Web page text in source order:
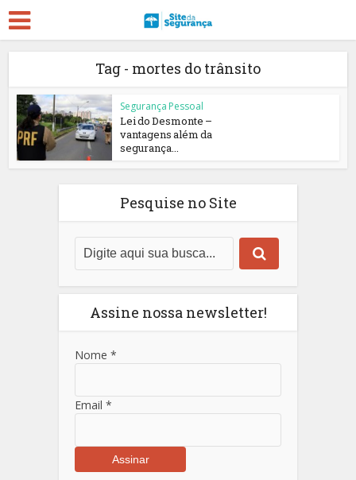
Tag - mortes do trânsito
Segurança Pessoal
Lei do Desmonte –
vantagens além da
segurança...
Pesquise no Site
Assine nossa newsletter!
Nome *
Email *